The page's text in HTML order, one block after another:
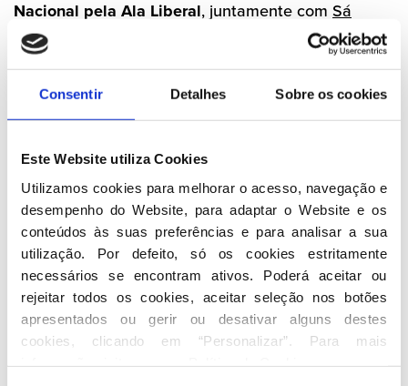
Consentir Detalhes Sobre os cookies
Este Website utiliza Cookies
Utilizamos cookies para melhorar o acesso, navegação e
desempenho do Website, para adaptar o Website e os
conteúdos às suas preferências e para analisar a sua
utilização. Por defeito, só os cookies estritamente
necessários se encontram ativos. Poderá aceitar ou
rejeitar todos os cookies, aceitar seleção nos botões
apresentados ou gerir ou desativar alguns destes
cookies, clicando em “Personalizar”. Para mais
Nacional pela Ala Liberal, juntamente com Sá
Carneiro
Foifundador do Partido Social Democrata nos
Açores, a 20 de maio de 1974
, tornando-se o seu
primeiro Presidente.
Em 1975 foi eleito deputado pelo círculo de Ponta
Delgada, nas listas do PPD, à Assembleia
Constituinte, ondeliderou a atuação do PPD em
defesa da autonomia política e administrativa dos
Açores e da Madeira.
Toma posse comoprimeiro Presidente do Governo
Regional dos Açores, a 8 de setembro de 1976.
Desempenhou este cargo durante cinco mandatos,
do I ao V Governo, vencendo as eleições de 1976,